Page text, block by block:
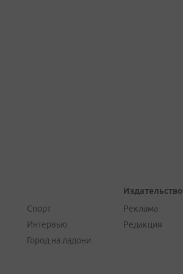
Спорт
Интервью
Город на ладони
Издательство
Реклама
Редакция